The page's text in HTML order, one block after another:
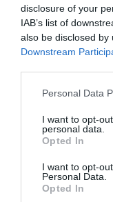
disclosure of your
IAB’s list of
also be disclosed
Downstream
Please note that
not limited to your
grant or deny
use your data for
consent section.
Personal Data
I want to opt-
personal data.
Opted In
I want to opt-
Personal Data.
Opted In
III. Károly király az
Max Mumby/
A helyzetet
akadályok.
csak akkor érzik
garantált